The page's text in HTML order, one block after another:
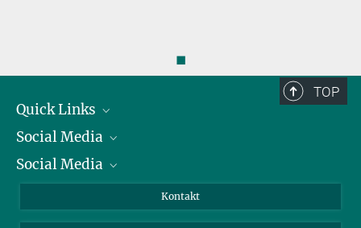
◼
TOP
Quick Links
Präsident
Zahlen und Fakten
Social Media
Bluesky
Social Media
Instagram
Kontakt